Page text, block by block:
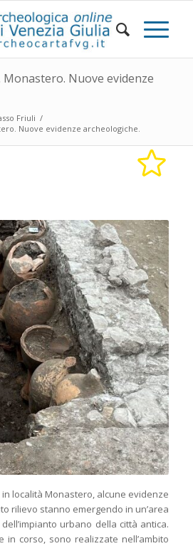
Monastero. Nuove evidenze
Friuli /
Nuove evidenze archeologiche.
in località Monastero, alcune evidenze
rilievo stanno emergendo in un’area
urbano della città antica.
in corso, sono realizzate nell’ambito